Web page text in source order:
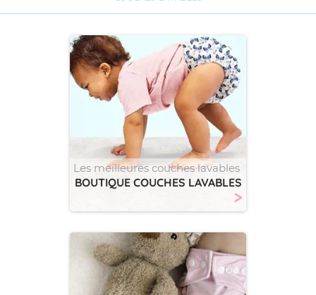
Les meilleures couches lavables
BOUTIQUE COUCHES LAVABLES
>